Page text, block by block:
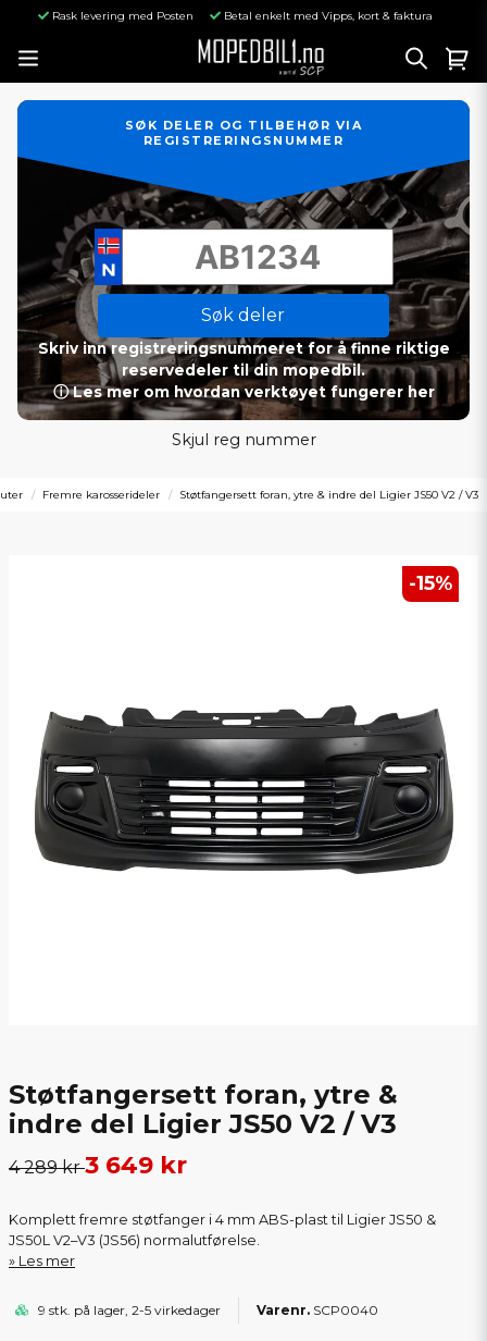
Rask levering med Posten Betal enkelt med Vipps, kort & faktura
SØK DELER OG TILBEHØR VIA
REGISTRERINGSNUMMER
Søk deler
Skriv inn registreringsnummeret for å finne riktige
reservedeler til din mopedbil.
ⓘ Les mer om hvordan verktøyet fungerer her
Skjul reg nummer
Fremre karosserideler Støtfangersett foran, ytre & indre del Ligier JS50 V2 / V3
-15%
Støtfangersett foran, ytre &
indre del Ligier JS50 V2 / V3
4 289 kr3 649 kr
Komplett fremre støtfanger i 4 mm ABS-plast til Ligier JS50 &
JS50L V2–V3 (JS56) normalutførelse.
Les mer
9 stk. på lager, 2-5 virkedager SCP0040